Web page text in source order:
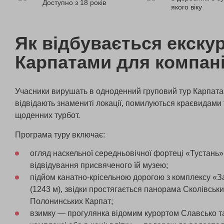
Доступно з 18 років
якого віку
Як відбувається
Карпатами для
Учасники вирушать в одноденний груповий тур
відвідають знамениті локації, помилуються краєвидами
щоденних турбот.
Програма туру включає:
огляд наскельної середньовічної фортеці
відвідування присвяченого їй музею;
підйом канатно-крісельною дорогою з комплексу
(1243 м), звідки простягається панорама
Полонинських Карпат;
взимку — прогулянка відомим курортом Славсько